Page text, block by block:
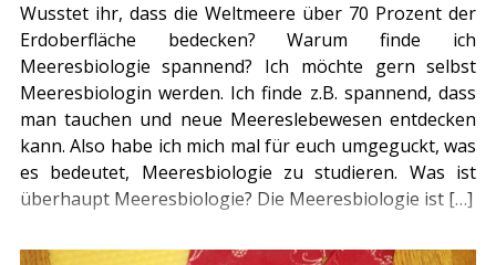
Wusstet ihr, dass die Weltmeere über 70 Prozent der
Erdoberfläche bedecken? Warum finde ich
Meeresbiologie spannend? Ich möchte gern selbst
Meeresbiologin werden. Ich finde z.B. spannend, dass
man tauchen und neue Meereslebewesen entdecken
kann. Also habe ich mich mal für euch umgeguckt, was
es bedeutet, Meeresbiologie zu studieren. Was ist
überhaupt Meeresbiologie? Die Meeresbiologie ist […]